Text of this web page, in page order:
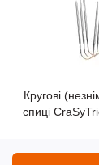
Кругові
спиці